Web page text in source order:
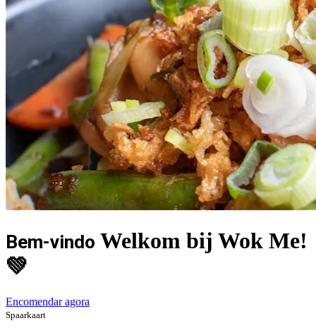
Bem-vindo Welkom bij Wok Me!
💚
Encomendar agora
Spaarkaart